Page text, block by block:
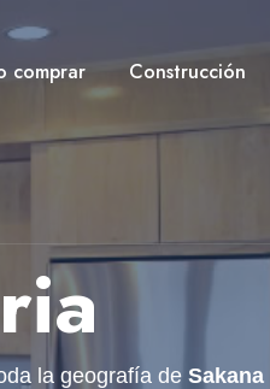
comprar Construcción
la geografía de Sakana